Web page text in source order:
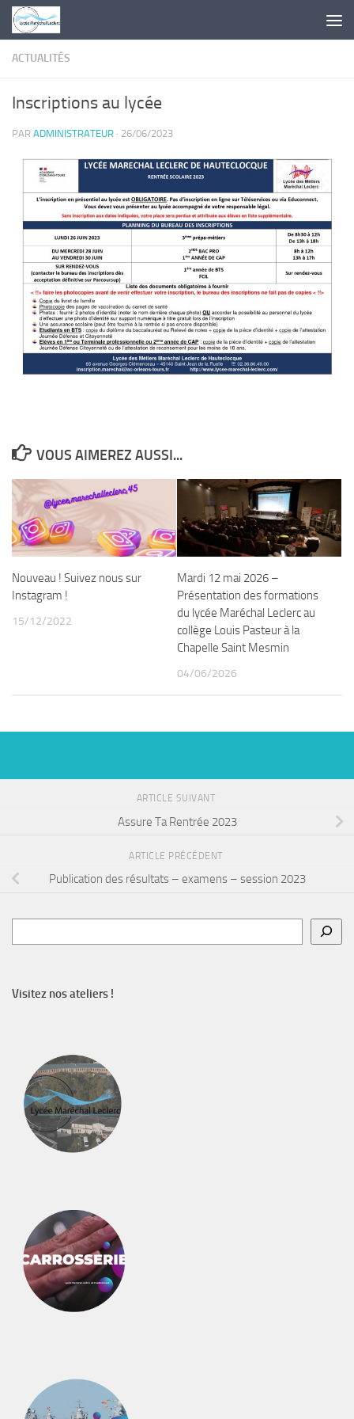
Skip to content
ACTUALITÉS
Inscriptions au lycée
PAR ADMINISTRATEUR · 26/06/2023
VOUS AIMEREZ AUSSI...
Nouveau ! Suivez nous sur
Instagram !
15/12/2022
Mardi 12 mai 2026 –
Présentation des formations
du lycée Maréchal Leclerc au
collège Louis Pasteur à la
Chapelle Saint Mesmin
04/06/2026
ARTICLE SUIVANT
Assure Ta Rentrée 2023
ARTICLE PRÉCÉDENT
Publication des résultats – examens – session 2023
Visitez nos ateliers !